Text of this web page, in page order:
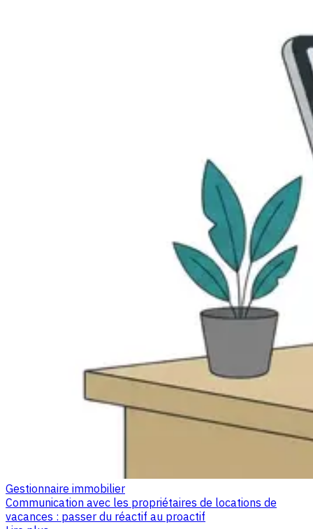
Gestionnaire immobilier
Communication avec les propriétaires de locations de
vacances : passer du réactif au proactif